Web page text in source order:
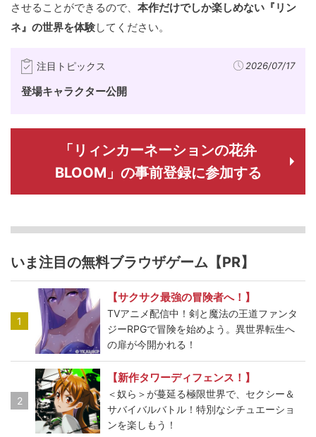
させることができるので、 本作だけでしか楽しめない『リン
ネ』の世界を体験してください。
注目トピックス 2026/07/17
登場キャラクター公開
「リィンカーネーションの花弁
BLOOM」の事前登録に参加する
いま注目の無料ブラウザゲーム【PR】
1
【サクサク最強の冒険者へ！】
TVアニメ配信中！剣と魔法の王道ファンタ
ジーRPGで冒険を始めよう。異世界転生へ
の扉が今開かれる！
2
【新作タワーディフェンス！】
＜奴ら＞が蔓延る極限世界で、セクシー＆
サバイバルバトル！特別なシチュエーショ
ンを楽しもう！